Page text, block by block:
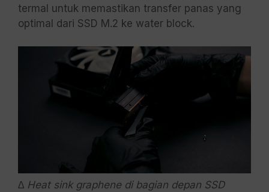
termal untuk memastikan transfer panas yang
optimal dari SSD M.2 ke water block.
∆ Heat sink graphene di bagian depan SSD